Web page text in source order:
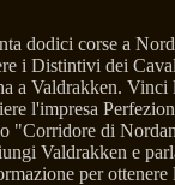
dodici corse a
i Distintivi dei
a Valdrakken. Vinci
l'impresa
"Corridore di
Valdrakken e
per